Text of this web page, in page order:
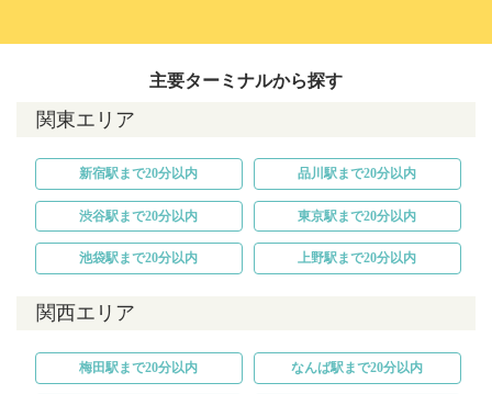
主要ターミナルから探す
関東エリア
新宿駅まで20分以内 品川駅まで20分以内
渋谷駅まで20分以内 東京駅まで20分以内
池袋駅まで20分以内 上野駅まで20分以内
関西エリア
梅田駅まで20分以内 なんば駅まで20分以内